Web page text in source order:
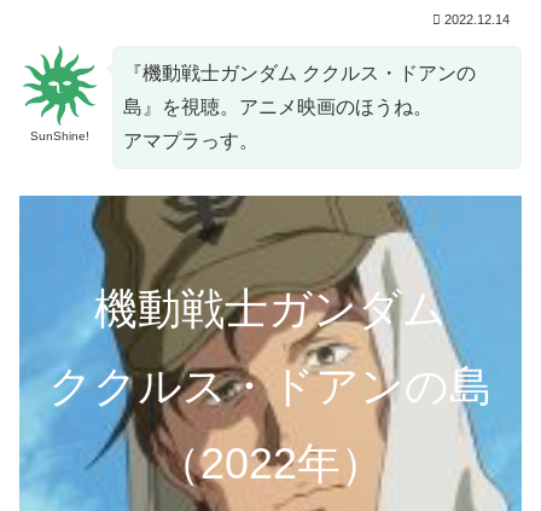
2022.12.14
SunShine!
『機動戦士ガンダム ククルス・ドアンの
島』を視聴。アニメ映画のほうね。
アマプラっす。
機動戦士ガンダム
ククルス・ドアンの島
（2022年）